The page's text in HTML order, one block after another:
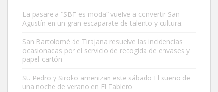
Gato manso encontrado
Este gato macho ha aparecido en la calle hace menos de un mes,
es muy manso y extremadamente cari...
La pasarela “SBT es moda” vuelve a convertir San
Agustín en un gran escaparate de talento y cultura.
San Bartolomé de Tirajana resuelve las incidencias
ocasionadas por el servicio de recogida de envases y
papel-cartón
St. Pedro y Siroko amenizan este sábado El sueño de
una noche de verano en El Tablero